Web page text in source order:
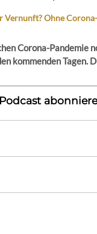
Vernunft? Ohne
Corona-Pandemie
kommenden Tagen.
Podcast